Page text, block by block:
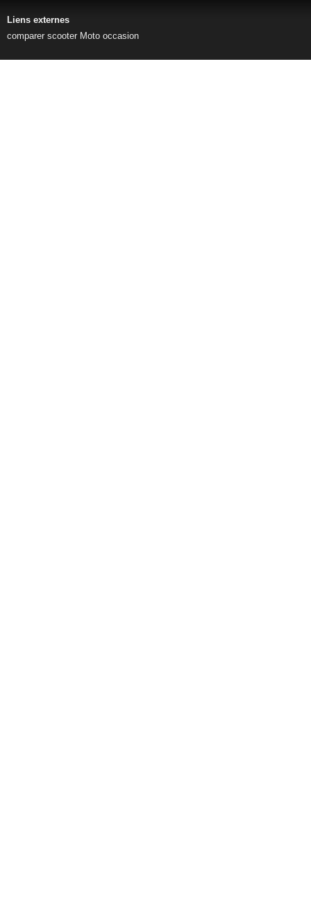
Liens externes
comparer scooter Moto occasion